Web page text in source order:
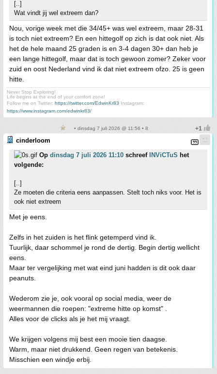
[..]
Wat vindt jij wel extreem dan?
Nou, vorige week met die 34/45+ was wel extreem, maar 28-31
is toch niet extreem? En een hittegolf op zich is dat ook niet. Als
het de hele maand 25 graden is en 3-4 dagen 30+ dan heb je
een lange hittegolf, maar dat is toch gewoon zomer? Zeker voor
zuid en oost Nederland vind ik dat niet extreem ofzo. 25 is geen
hitte.
Never Stop Exploring!
Life begins at the end of your comfort zone!
Follow me on Twitter: https://twitter.com/EdwinKr83 Instagram:
https://www.instagram.com/edwinkr83/
• dinsdag 7 juli 2026 @ 11:56 • 8
cinderloom
Op dinsdag 7 juli 2026 11:10 schreef INViCTuS het
volgende:
[..]
Ze moeten die criteria eens aanpassen. Stelt toch niks voor. Het is
ook niet extreem
Met je eens.
Zelfs in het zuiden is het flink getemperd vind ik.
Tuurlijk, daar schommel je rond de dertig. Begin dertig wellicht
eens.
Maar ter vergelijking met wat eind juni hadden is dit ook daar
peanuts.
Wederom zie je, ook vooral op social media, weer de
weermannen die roepen: "extreme hitte op komst" .
Alles voor de clicks als je het mij vraagt.
We krijgen volgens mij best een mooie tien daagse.
Warm, maar niet drukkend. Geen regen van betekenis.
Misschien een windje erbij.